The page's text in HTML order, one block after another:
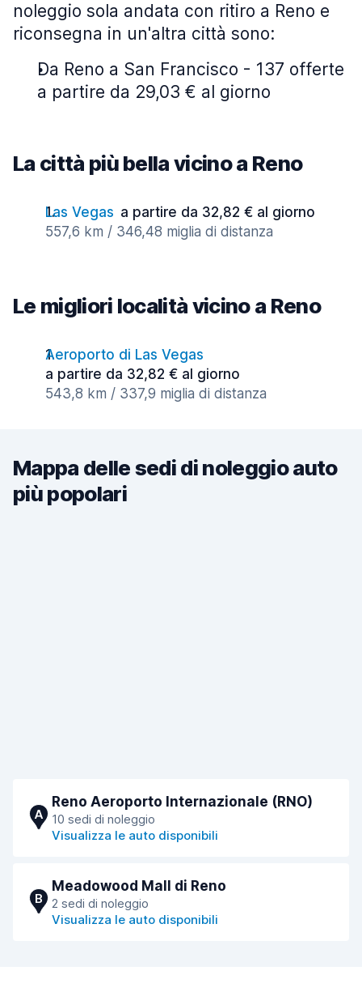
noleggio sola andata con ritiro a Reno e
riconsegna in un'altra città sono:
Da Reno a San Francisco - 137 offerte
a partire da 29,03 € al giorno
La città più bella vicino a Reno
Las Vegas a partire da 32,82 € al giorno
557,6 km / 346,48 miglia di distanza
Le migliori località vicino a Reno
Aeroporto di Las Vegas
a partire da 32,82 € al giorno
543,8 km / 337,9 miglia di distanza
Mappa delle sedi di noleggio auto
più popolari
A
Reno Aeroporto Internazionale (RNO)
10 sedi di noleggio
Visualizza le auto disponibili
B
Meadowood Mall di Reno
2 sedi di noleggio
Visualizza le auto disponibili